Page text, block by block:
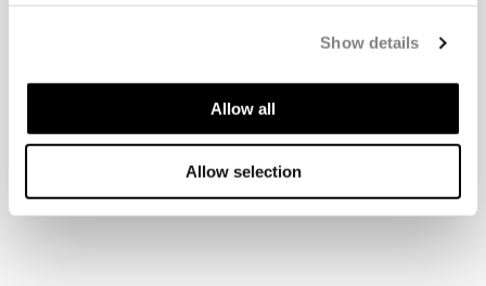
Show details
Allow all
Allow selection